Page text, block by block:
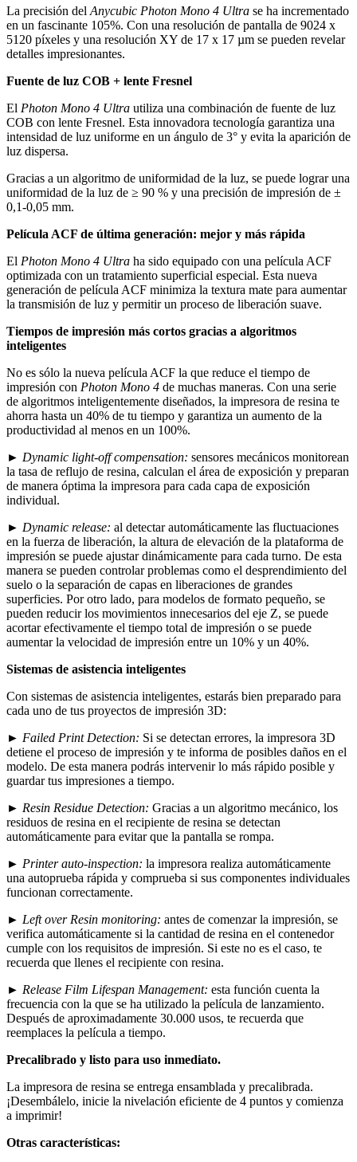
La precisión del Anycubic Photon Mono 4 Ultra se ha incrementado
en un fascinante 105%. Con una resolución de pantalla de 9024 x
5120 píxeles y una resolución XY de 17 x 17 µm se pueden revelar
detalles impresionantes.
Fuente de luz COB + lente Fresnel
El Photon Mono 4 Ultra utiliza una combinación de fuente de luz
COB con lente Fresnel. Esta innovadora tecnología garantiza una
intensidad de luz uniforme en un ángulo de 3° y evita la aparición de
luz dispersa.
Gracias a un algoritmo de uniformidad de la luz, se puede lograr una
uniformidad de la luz de ≥ 90 % y una precisión de impresión de ±
0,1-0,05 mm.
Película ACF de última generación: mejor y más rápida
El Photon Mono 4 Ultra ha sido equipado con una película ACF
optimizada con un tratamiento superficial especial. Esta nueva
generación de película ACF minimiza la textura mate para aumentar
la transmisión de luz y permitir un proceso de liberación suave.
Tiempos de impresión más cortos gracias a algoritmos
inteligentes
No es sólo la nueva película ACF la que reduce el tiempo de
impresión con Photon Mono 4 de muchas maneras. Con una serie
de algoritmos inteligentemente diseñados, la impresora de resina te
ahorra hasta un 40% de tu tiempo y garantiza un aumento de la
productividad al menos en un 100%.
► Dynamic light-off compensation: sensores mecánicos monitorean
la tasa de reflujo de resina, calculan el área de exposición y preparan
de manera óptima la impresora para cada capa de exposición
individual.
► Dynamic release: al detectar automáticamente las fluctuaciones
en la fuerza de liberación, la altura de elevación de la plataforma de
impresión se puede ajustar dinámicamente para cada turno. De esta
manera se pueden controlar problemas como el desprendimiento del
suelo o la separación de capas en liberaciones de grandes
superficies. Por otro lado, para modelos de formato pequeño, se
pueden reducir los movimientos innecesarios del eje Z, se puede
acortar efectivamente el tiempo total de impresión o se puede
aumentar la velocidad de impresión entre un 10% y un 40%.
Sistemas de asistencia inteligentes
Con sistemas de asistencia inteligentes, estarás bien preparado para
cada uno de tus proyectos de impresión 3D:
► Failed Print Detection: Si se detectan errores, la impresora 3D
detiene el proceso de impresión y te informa de posibles daños en el
modelo. De esta manera podrás intervenir lo más rápido posible y
guardar tus impresiones a tiempo.
► Resin Residue Detection: Gracias a un algoritmo mecánico, los
residuos de resina en el recipiente de resina se detectan
automáticamente para evitar que la pantalla se rompa.
► Printer auto-inspection: la impresora realiza automáticamente
una autoprueba rápida y comprueba si sus componentes individuales
funcionan correctamente.
► Left over Resin monitoring: antes de comenzar la impresión, se
verifica automáticamente si la cantidad de resina en el contenedor
cumple con los requisitos de impresión. Si este no es el caso, te
recuerda que llenes el recipiente con resina.
► Release Film Lifespan Management: esta función cuenta la
frecuencia con la que se ha utilizado la película de lanzamiento.
Después de aproximadamente 30.000 usos, te recuerda que
reemplaces la película a tiempo.
Precalibrado y listo para uso inmediato.
La impresora de resina se entrega ensamblada y precalibrada.
¡Desembálelo, inicie la nivelación eficiente de 4 puntos y comienza
a imprimir!
Otras características: